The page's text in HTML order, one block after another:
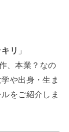
リ 」
、本業？なの
や出身・生ま
をご紹介しま